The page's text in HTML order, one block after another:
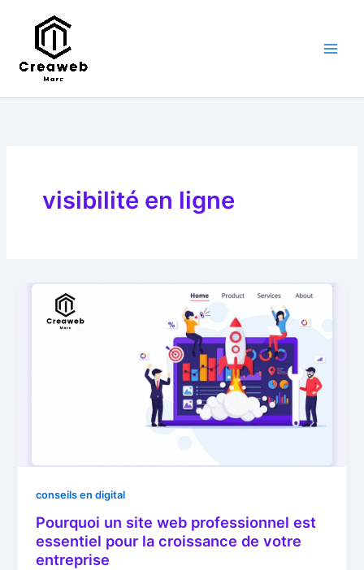
contenu
visibilité en ligne
conseils en digital
Pourquoi un site web professionnel est
essentiel pour la croissance de votre
entreprise